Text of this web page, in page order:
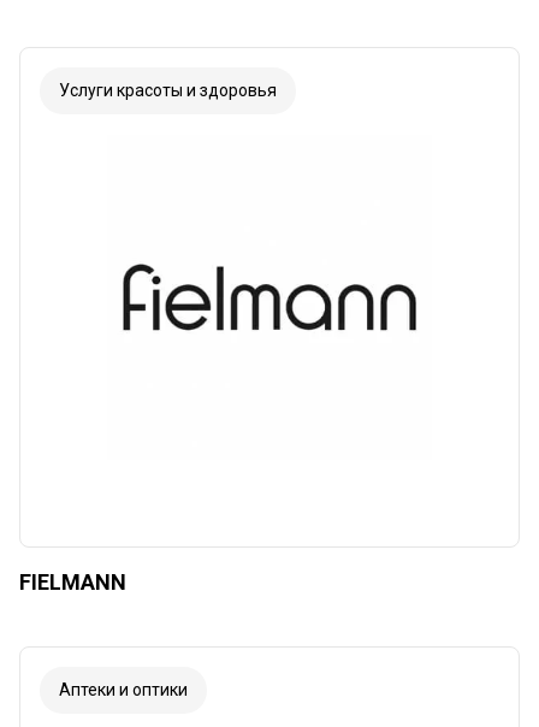
Услуги красоты и здоровья
FIELMANN
Аптеки и оптики